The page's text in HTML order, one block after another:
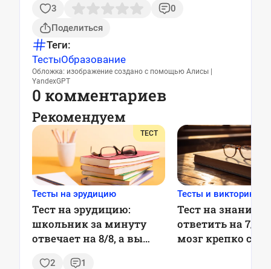
3
0
Поделиться
Теги:
ТестыОбразование
Обложка: изображение создано с помощью Алисы |
YandexGPT
0 комментариев
Рекомендуем
ТЕСТ
Тесты на эрудицию
Тест на эрудицию:
школьник за минуту
отвечает на 8/8, а вы
2 1
Тесты и викторины
Тест на знания:
ответить на 7/7
мозг крепко